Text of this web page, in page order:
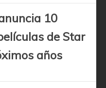
10
de Star
años